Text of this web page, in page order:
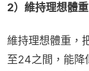
2）維持理想體重
維持理想體重，
至24之間，能降